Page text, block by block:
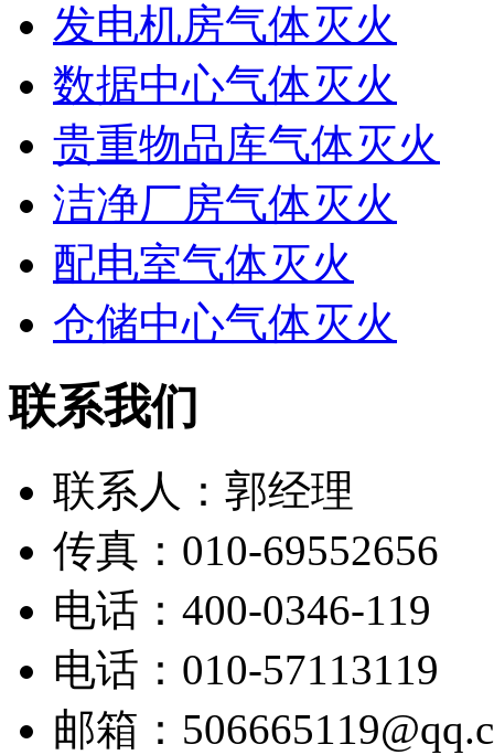
发电机房气体灭火
数据中心气体灭火
贵重物品库气体灭火
洁净厂房气体灭火
配电室气体灭火
仓储中心气体灭火
联系我们
联系人：郭经理
传真：010-69552656
电话：400-0346-119
电话：010-57113119
邮箱：